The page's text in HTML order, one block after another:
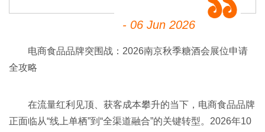
- 06 Jun 2026
电商食品品牌突围战：2026南京秋季糖酒会展位申请
全攻略
在流量红利见顶、获客成本攀升的当下，电商食品品牌
正面临从“线上单栖”到“全渠道融合”的关键转型。2026年10